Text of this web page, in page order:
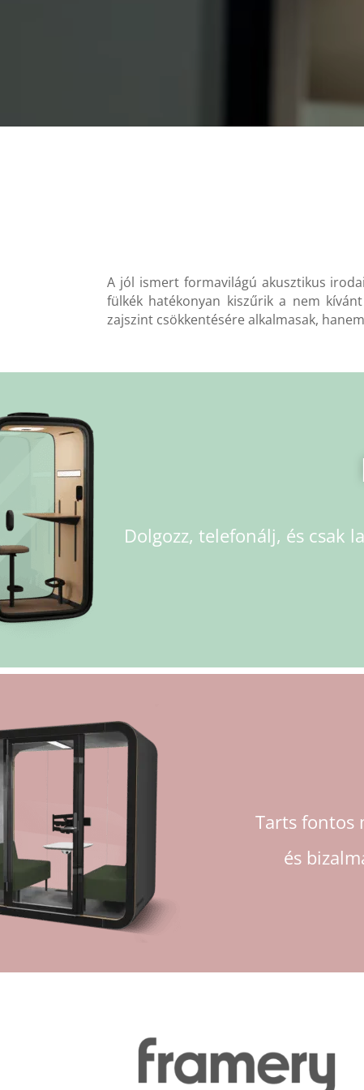
A jól ismert formavilágú akusztikus
fülkék hatékonyan kiszűrik a nem
zajszint csökkentésére alkalmasak,
Dolgozz, telefonálj, és csak
Tarts fontos
és